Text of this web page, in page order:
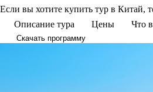
Если вы хотите купить тур в Китай,
Описание тура
Цены Что
Скачать программу